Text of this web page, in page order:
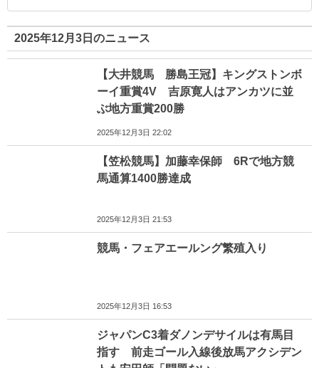
2025年12月3日のニュース
【大井競馬 勝島王冠】キングストンボ
ーイ重賞4V 吉原寛人はアンカツに並
ぶ地方重賞200勝
2025年12月3日 22:02
【笠松競馬】加藤幸保師 6Rで地方競
馬通算1400勝達成
2025年12月3日 21:53
競馬・フェアエールング繁殖入り
2025年12月3日 16:53
ジャパンC3着ダノンデサイルは有馬目
指す 前走ゴール入線後放馬アクシデン